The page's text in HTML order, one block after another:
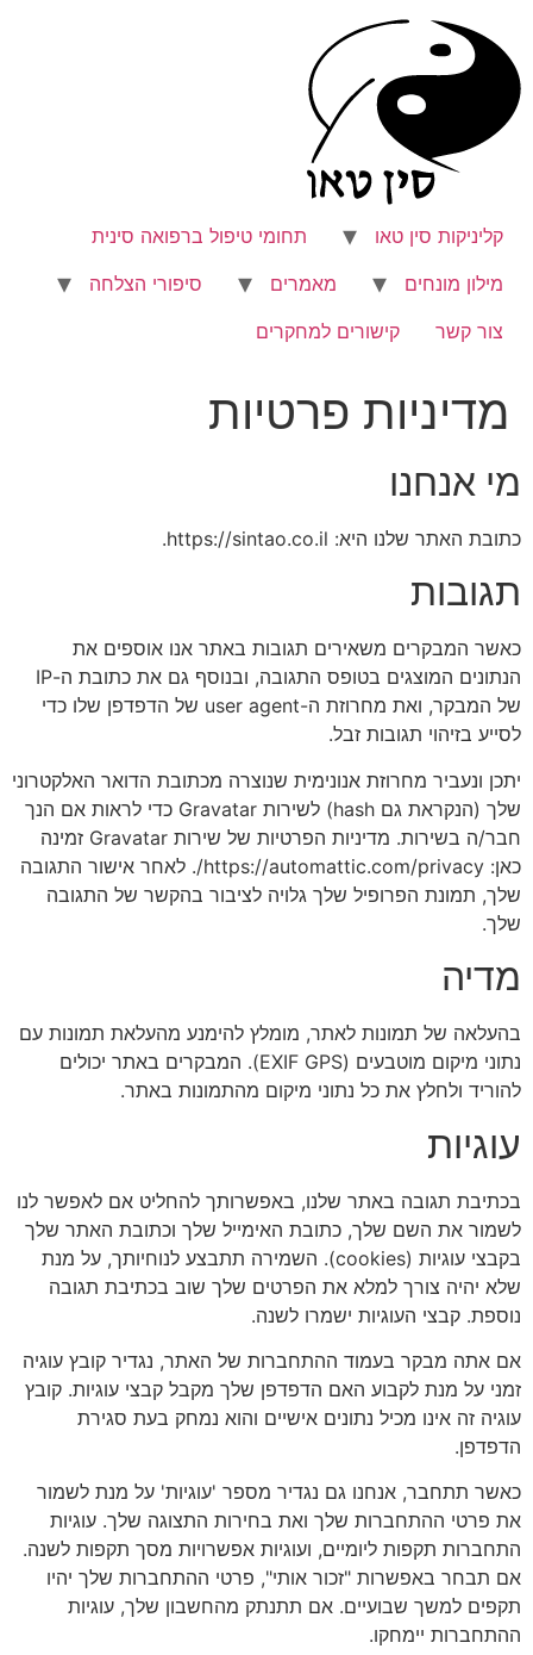
לתוכן
קליניקות סין טאו
תחומי טיפול ברפואה סינית
מילון מונחים
מאמרים
סיפורי הצלחה
צור קשר
קישורים למחקרים
מדיניות פרטיות
מי אנחנו
כתובת האתר שלנו היא: https://sintao.co.il.
תגובות
כאשר המבקרים משאירים תגובות באתר אנו אוספים את
הנתונים המוצגים בטופס התגובה, ובנוסף גם את כתובת ה-IP
של המבקר, ואת מחרוזת ה-user agent של הדפדפן שלו כדי
לסייע בזיהוי תגובות זבל.
יתכן ונעביר מחרוזת אנונימית שנוצרה מכתובת הדואר האלקטרוני
שלך (הנקראת גם hash) לשירות Gravatar כדי לראות אם הנך
חבר/ה בשירות. מדיניות הפרטיות של שירות Gravatar זמינה
כאן: https://automattic.com/privacy/. לאחר אישור התגובה
שלך, תמונת הפרופיל שלך גלויה לציבור בהקשר של התגובה
שלך.
מדיה
בהעלאה של תמונות לאתר, מומלץ להימנע מהעלאת תמונות עם
נתוני מיקום מוטבעים (EXIF GPS). המבקרים באתר יכולים
להוריד ולחלץ את כל נתוני מיקום מהתמונות באתר.
עוגיות
בכתיבת תגובה באתר שלנו, באפשרותך להחליט אם לאפשר לנו
לשמור את השם שלך, כתובת האימייל שלך וכתובת האתר שלך
בקבצי עוגיות (cookies). השמירה תתבצע לנוחיותך, על מנת
שלא יהיה צורך למלא את הפרטים שלך שוב בכתיבת תגובה
נוספת. קבצי העוגיות ישמרו לשנה.
אם אתה מבקר בעמוד ההתחברות של האתר, נגדיר קובץ עוגיה
זמני על מנת לקבוע האם הדפדפן שלך מקבל קבצי עוגיות. קובץ
עוגיה זה אינו מכיל נתונים אישיים והוא נמחק בעת סגירת
הדפדפן.
כאשר תתחבר, אנחנו גם נגדיר מספר 'עוגיות' על מנת לשמור
את פרטי ההתחברות שלך ואת בחירות התצוגה שלך. עוגיות
התחברות תקפות ליומיים, ועוגיות אפשרויות מסך תקפות לשנה.
אם תבחר באפשרות "זכור אותי", פרטי ההתחברות שלך יהיו
תקפים למשך שבועיים. אם תתנתק מהחשבון שלך, עוגיות
ההתחברות יימחקו.